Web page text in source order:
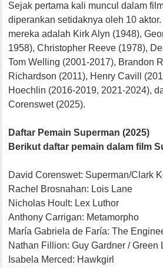
Sejak pertama kali muncul dalam
diperankan setidaknya oleh 10
mereka adalah Kirk Alyn (1948),
1958), Christopher Reeve (1978),
Tom Welling (2001-2017), Brandon
Richardson (2011), Henry Cavill
Hoechlin (2016-2019, 2021-2024),
Corenswet (2025).
Daftar Pemain Superman (2025)
Berikut daftar pemain dalam film
David Corenswet: Superman/Clark
Rachel Brosnahan: Lois Lane
Nicholas Hoult: Lex Luthor
Anthony Carrigan: Metamorpho
María Gabriela de Faría: The
Nathan Fillion: Guy Gardner / Green
Isabela Merced: Hawkgirl